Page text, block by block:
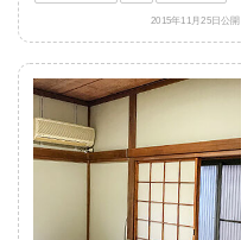
2015年11月25日公開